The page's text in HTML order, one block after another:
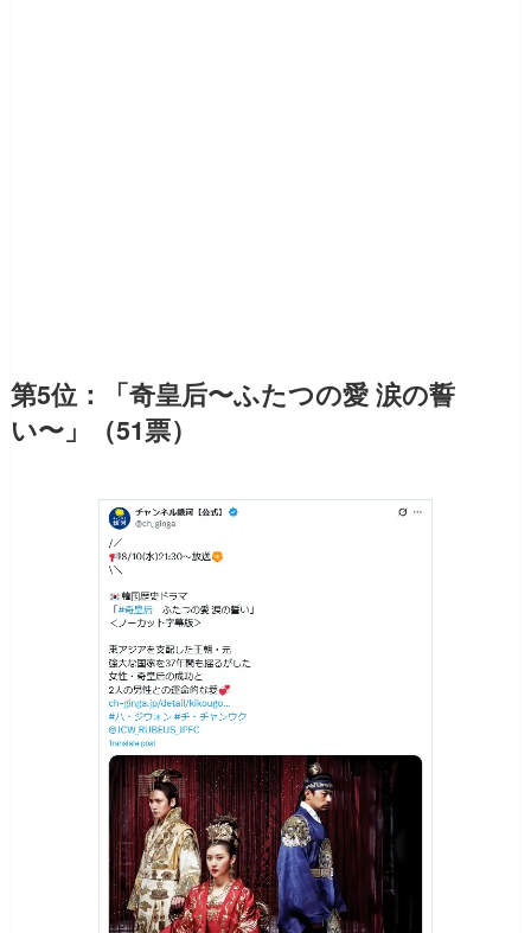
第5位：「奇皇后〜ふたつの愛 涙の誓
い〜」（51票）